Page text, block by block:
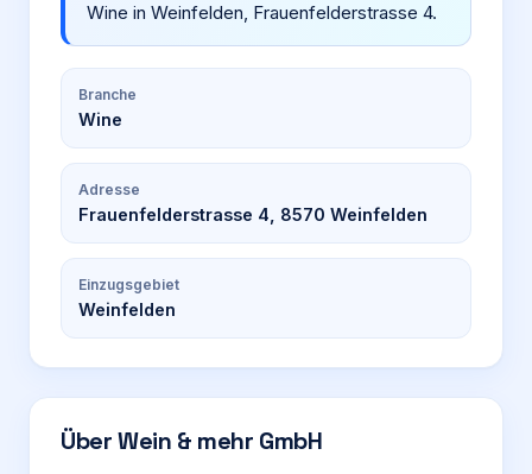
Wine in Weinfelden, Frauenfelderstrasse 4.
Branche
Wine
Adresse
Frauenfelderstrasse 4, 8570 Weinfelden
Einzugsgebiet
Weinfelden
ÜberWein & mehr GmbH